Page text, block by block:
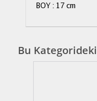
BOY : 17 cm
Bu